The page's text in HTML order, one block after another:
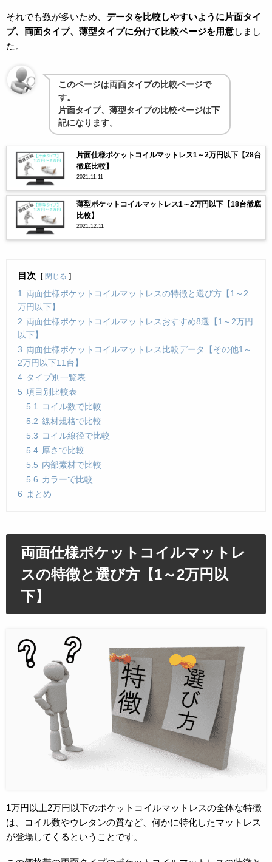
それでも数が多いため、 データを比較しやすいように片面タイ
プ、両面タイプ、薄型タイプに分けて比較ページを用意 しまし
た。
このページは両面タイプの比較ページで
す。
片面タイプ、薄型タイプの比較ページは下
記になります。
片面仕様ポケットコイルマットレス1～2万円以下【28台
徹底比較】
2021.11.11
薄型ポケットコイルマットレス1～2万円以下【18台徹底
比較】
2021.12.11
目次 閉じる
1
両面仕様ポケットコイルマットレスの特徴と選び方【1～2
万円以下】
2 両面仕様ポケットコイルマットレスおすすめ8選【1～2万円
以下】
3 両面仕様ポケットコイルマットレス比較データ【その他1～
2万円以下11台】
4 タイプ別一覧表
5 項目別比較表
5.1
コイル数で比較
5.2 線材規格で比較
5.3
コイル線径で比較
5.4
厚さで比較
5.5 内部素材で比較
5.6
カラーで比較
6
まとめ
両面仕様ポケットコイルマットレ
スの特徴と選び方【1～2万円以
下】
1万円以上2万円以下のポケットコイルマットレスの全体な特徴
は、コイル数やウレタンの質など、何かに特化したマットレス
が登場してくるということです。